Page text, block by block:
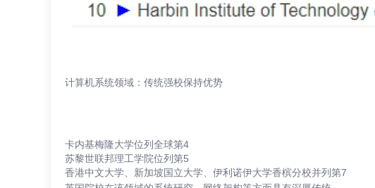
计算机系统领域：传统强校保持优势
卡内基梅隆大学位列全球第4
苏黎世联邦理工学院位列第5
香港中文大学、新加坡国立大学、伊利诺伊大学香槟分校并列第7